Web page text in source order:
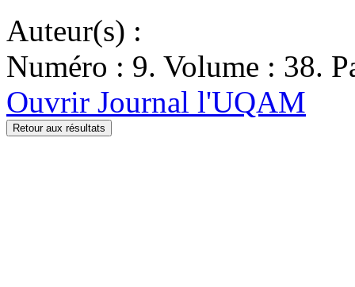
Auteur(s) :
Numéro : 9. Volume : 38.
Ouvrir Journal l'UQAM
Retour aux résultats